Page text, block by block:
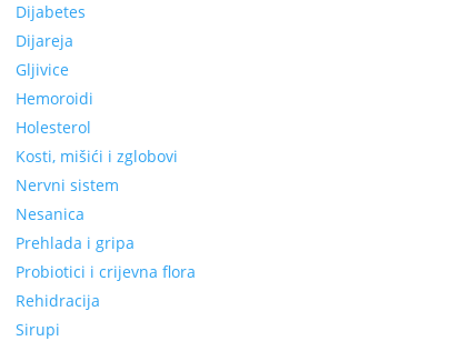
Dijabetes
Dijareja
Gljivice
Hemoroidi
Holesterol
Kosti, mišići i zglobovi
Nervni sistem
Nesanica
Prehlada i gripa
Probiotici i crijevna flora
Rehidracija
Sirupi